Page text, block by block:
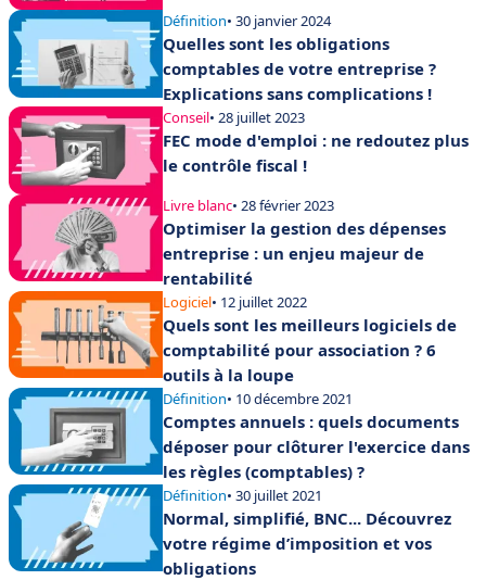
Définition• 30 janvier 2024
Quelles sont les obligations
comptables de votre entreprise ?
Explications sans complications !
Conseil• 28 juillet 2023
FEC mode d'emploi : ne redoutez plus
le contrôle fiscal !
Livre blanc• 28 février 2023
Optimiser la gestion des dépenses
entreprise : un enjeu majeur de
rentabilité
Logiciel• 12 juillet 2022
Quels sont les meilleurs logiciels de
comptabilité pour association ? 6
outils à la loupe
Définition• 10 décembre 2021
Comptes annuels : quels documents
déposer pour clôturer l'exercice dans
les règles (comptables) ?
Définition• 30 juillet 2021
Normal, simplifié, BNC... Découvrez
votre régime d’imposition et vos
obligations